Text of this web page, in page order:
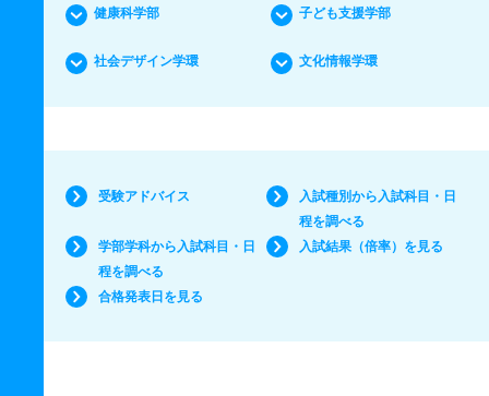
健康科学部 子ども支援学部
社会デザイン学環 文化情報学環
受験アドバイス
入試種別から入試科目・日
程を調べる
学部学科から入試科目・日
程を調べる
入試結果（倍率）を見る
合格発表日を見る